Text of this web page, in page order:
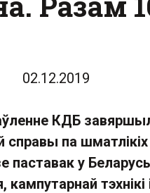
02.12.2019
КДБ
справы па
паставак у
кампутарнай